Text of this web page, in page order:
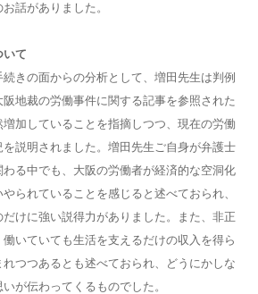
話がありました。
て
きの面からの分析として、増田先生は判例
地裁の労働事件に関する記事を参照された
加していることを指摘しつつ、現在の労働
説明されました。増田先生ご自身が弁護士
る中でも、大阪の労働者が経済的な空洞化
られていることを感じると述べておられ、
けに強い説得力がありました。また、非正
いていても生活を支えるだけの収入を得ら
つつあるとも述べておられ、どうにかしな
が伝わってくるものでした。